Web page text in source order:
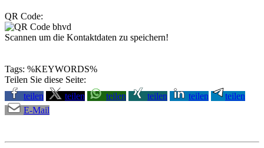
QR Code:
Scannen um die Kontaktdaten zu speichern!
Tags: %KEYWORDS%
Teilen Sie diese Seite:
teilen
teilen teilen teilen teilen
teilen
E-Mail